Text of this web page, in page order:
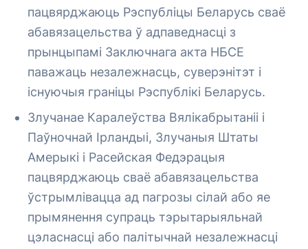
пацвярджаюць Рэспубліцы Беларусь сваё
абавязацельства ў адпаведнасці з
прынцыпамі Заключнага акта НБСЕ
паважаць незалежнасць, суверэнітэт і
існуючыя граніцы Рэспублікі Беларусь.
Злучанае Каралеўства Вялікабрытаніі і
Паўночнай Ірландыі, Злучаныя Штаты
Амерыкі і Расейская Федэрацыя
пацвярджаюць сваё абавязацельства
ўстрымлівацца ад пагрозы сілай або яе
прымянення супраць тэрытарыяльнай
цэласнасці або палітычнай незалежнасці